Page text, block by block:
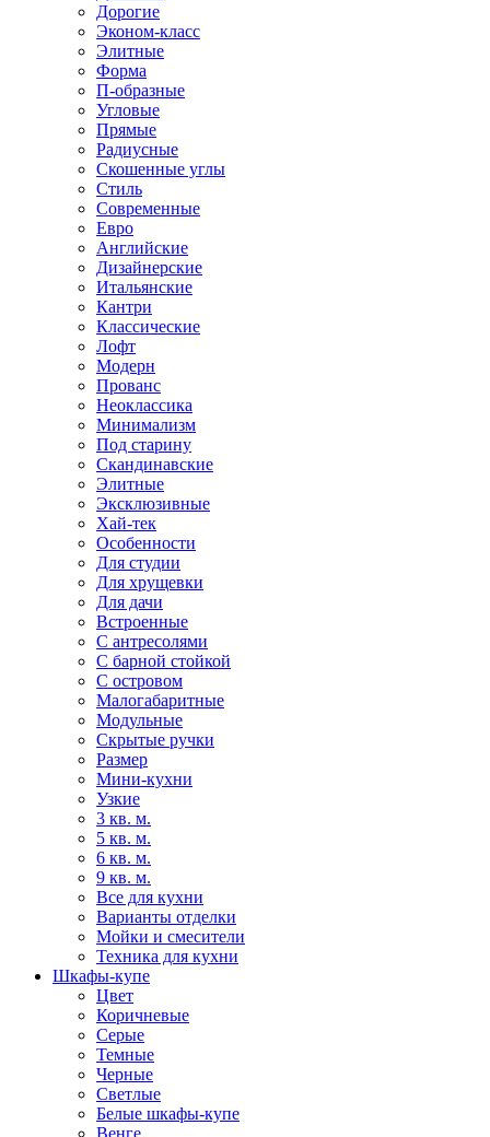
Дорогие
Эконом-класс
Элитные
Форма
П-образные
Угловые
Прямые
Радиусные
Скошенные углы
Стиль
Современные
Евро
Английские
Дизайнерские
Итальянские
Кантри
Классические
Лофт
Модерн
Прованс
Неоклассика
Минимализм
Под старину
Скандинавские
Элитные
Эксклюзивные
Хай-тек
Особенности
Для студии
Для хрущевки
Для дачи
Встроенные
С антресолями
С барной стойкой
С островом
Малогабаритные
Модульные
Скрытые ручки
Размер
Мини-кухни
Узкие
3 кв. м.
5 кв. м.
6 кв. м.
9 кв. м.
Все для кухни
Варианты отделки
Мойки и смесители
Техника для кухни
Шкафы-купе
Цвет
Коричневые
Серые
Темные
Черные
Светлые
Белые шкафы-купе
Венге